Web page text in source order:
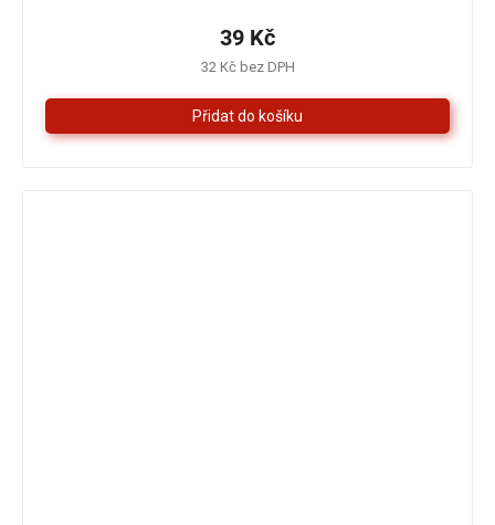
je
z
5
hvězdiček.
32 Kč bez DPH
39 Kč